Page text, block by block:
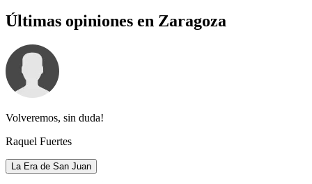
Últimas opiniones en Zaragoza
Volveremos, sin duda!
Raquel Fuertes
La Era de San Juan